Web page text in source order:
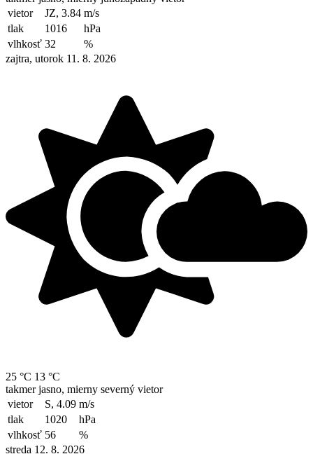
vietor
JZ, 3.84 m/s
tlak
1016
hPa
vlhkosť 32
%
zajtra, utorok 11. 8. 2026
25 °C 13 °C
takmer jasno, mierny severný vietor
vietor
S, 4.09 m/s
tlak
1020
hPa
vlhkosť 56
%
streda 12. 8. 2026